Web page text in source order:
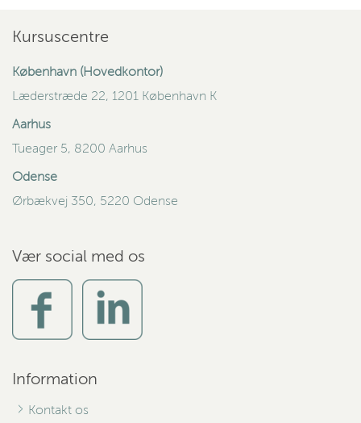
Kursuscentre
København (Hovedkontor)
Læderstræde 22, 1201 København K
Aarhus
Tueager 5, 8200 Aarhus
Odense
Ørbækvej 350, 5220 Odense
Vær social med os
Information
Kontakt os